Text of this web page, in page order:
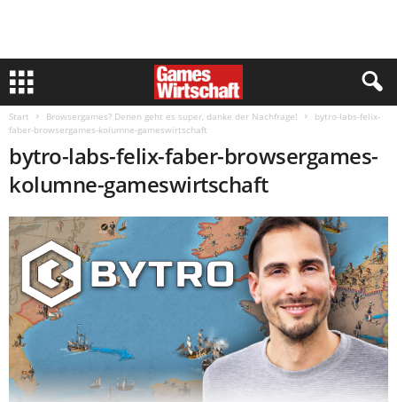
Start Browsergames? Denen geht es super, danke der Nachfrage!
bytro-labs-felix-
faber-browsergames-kolumne-gameswirtschaft
bytro-labs-felix-faber-browsergames-
kolumne-gameswirtschaft